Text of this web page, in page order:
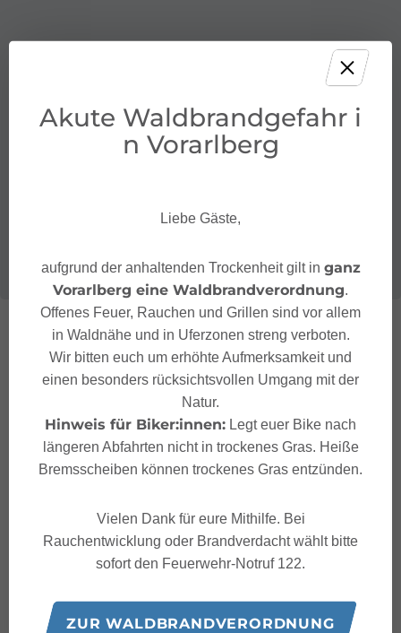
Folge uns auf:
Akute Waldbrandgefahr i
n Vorarlberg
Liebe Gäste,
aufgrund der anhaltenden Trockenheit gilt in ganz
Vorarlberg eine Waldbrandverordnung
Offenes Feuer, Rauchen und Grillen sind vor allem
in Waldnähe und in Uferzonen streng verboten.
Wir bitten euch um erhöhte Aufmerksamkeit und
einen besonders rücksichtsvollen Umgang mit der
Natur.
Hinweis für Biker:innen: Legt euer Bike nach
längeren Abfahrten nicht in trockenes Gras. Heiße
Bremsscheiben können trockenes Gras entzünden.
Vielen Dank für eure Mithilfe. Bei
Rauchentwicklung oder Brandverdacht wählt bitte
sofort den Feuerwehr-Notruf 122.
ZUR WALDBRANDVERORDNUNG